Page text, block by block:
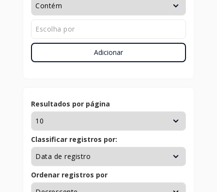
Adicionar
Resultados por página
Classificar registros por:
Ordenar registros por